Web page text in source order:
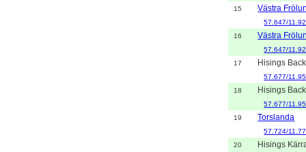
15
Västra
57.647/
16
Västra
57.647/
17
Hisings
57.677/
18
Hisings
57.677/
19
Torslanda
57.724/11.77
20
Hisings